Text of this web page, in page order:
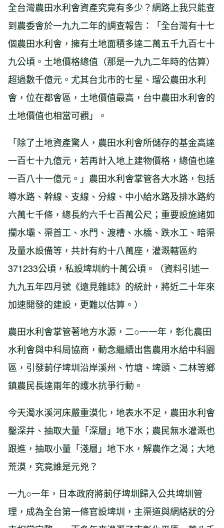
全台灣農田水利會資產究竟有多少？網路上我只能查
到農委會於一九九二年的調查報告：「全台灣有十七
個農田水利會，擁有土地面積多達二萬五千九百七十
九公頃。土地價格總值（那是一九九二年時的估算）
超過數千億元。尤其台北市的七星、瑠公農田水利
會，位在都會區，土地價值最高，台中農田水利會的
土地價值也相當可觀」。
「除了土地資產驚人，農田水利會所儲存的基金高達
一百七十九億元，若再計入地上建物價格，總值也達
一百八十一億元。」農田水利會掌管各大水路，包括
導水路、幹線、支線、分線、中小給水路及排水路約
六萬七千條，總長約六千七百萬公尺；重要設施諸如
攔水壩、渠首工、水門、渡槽、水橋、跌水工、暗渠
及量水設備等，共計有約十八萬座，灌溉轄區約
371233公頃，私設埤圳約十萬公頃。（資料引述一
九九五年四月號《遠見雜誌》的統計，將近二十年來
加速開發的建設，更難以估算。）
農田水利會掌管著地方水源，二○一一年，彰化農田
水利會與中科局協商，動念繼續出售農用水給中科園
區，引發莿仔埤圳沿岸溪州、竹塘、埤頭、二林等鄉
鎮農民長達兩年的護水抗爭行動。
今天濁水溪河床嚴重漠化，地表水不足，農田水利會
鑿深井、抽取大量「深層」地下水；農民無水灌溉也
跟進，抽取小量「淺層」地下水，解農作之渴；大地
荒漠，究竟誰是元兇？
一九○一年，日本政府將莿仔埤圳歸入公共埤圳管
理，成為全台第一條官設埤圳，主渠道與網絡狀的分